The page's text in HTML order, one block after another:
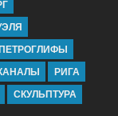
РИГА
СКУЛЬПТУРА